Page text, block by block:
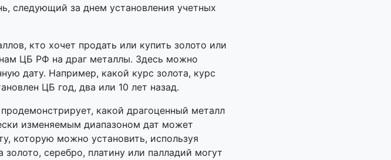
следующий за днем установления учетных
кто хочет продать или купить золото или
ЦБ РФ на драг металлы. Здесь можно
дату. Например, какой курс золота, курс
ЦБ год, два или 10 лет назад.
какой драгоценный металл
изменяемым диапазоном дат может
которую можно установить, используя
серебро, платину или палладий могут